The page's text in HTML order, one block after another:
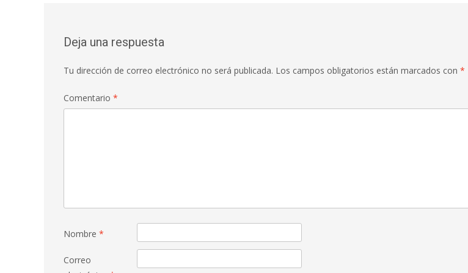
entradas
Deja una respuesta
Tu dirección de correo electrónico no será publicada. Los campos obligatorios están marcados con *
Comentario *
Nombre *
Correo